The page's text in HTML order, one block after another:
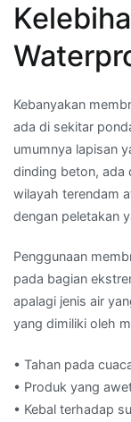
Kebanyakan
ada di sekitar
umumnya lapisan
dinding beton, ada
wilayah terendam
dengan peletakan
Penggunaan
pada bagian
apalagi jenis air
yang dimiliki oleh
• Tahan pada
• Produk yang
• Kebal terhadap